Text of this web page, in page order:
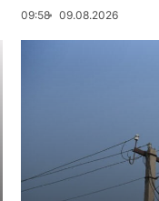
09:58 09.08.2026